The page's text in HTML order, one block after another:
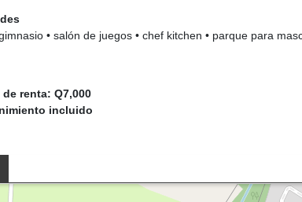
• salón de juegos • chef kitchen • parque para
de renta: Q7,000
incluido